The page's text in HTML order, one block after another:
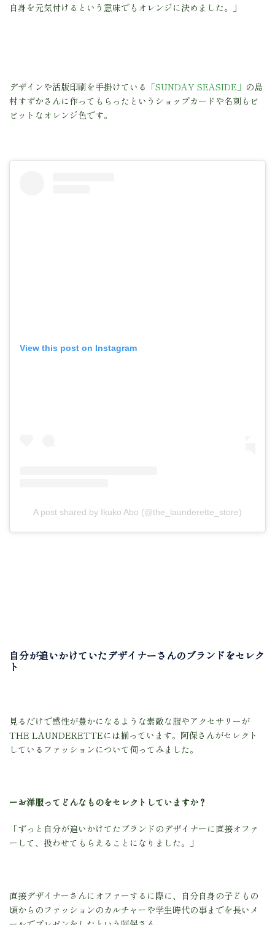
自身を元気付けるという意味でもオレンジに決めました。」
デザインや活版印刷を手掛けている 「SUNDAY SEASIDE」 の島
村すずかさんに作ってもらったというショップカードや名刺もビ
ビットなオレンジ色です。
View this post on Instagram
A post shared by Ikuko Abo (@the_launderette_store)
自分が追いかけていたデザイナーさんのブランドをセレク
ト
見るだけで感性が豊かになるような素敵な服やアクセサリーが
THE LAUNDERETTEには揃っています。阿保さんがセレクト
しているファッションについて伺ってみました。
ーお洋服ってどんなものをセレクトしていますか？
「ずっと自分が追いかけてたブランドのデザイナーに直接オファ
ーして、扱わせてもらえることになりました。」
直接デザイナーさんにオファーするに際に、自分自身の子どもの
頃からのファッションのカルチャーや学生時代の事までを長いメ